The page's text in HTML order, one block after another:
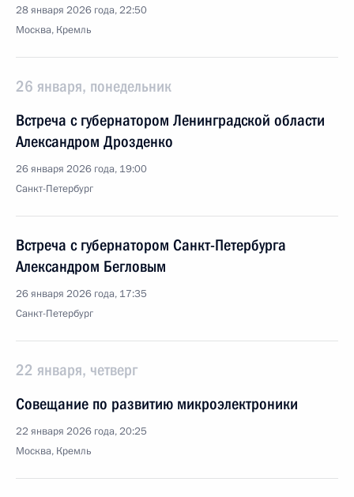
28 января 2026 года, 22:50
Москва, Кремль
26 января, понедельник
Встреча с губернатором Ленинградской области
Александром Дрозденко
26 января 2026 года, 19:00
Санкт-Петербург
Встреча с губернатором Санкт-Петербурга
Александром Бегловым
26 января 2026 года, 17:35
Санкт-Петербург
22 января, четверг
Совещание по развитию микроэлектроники
22 января 2026 года, 20:25
Москва, Кремль